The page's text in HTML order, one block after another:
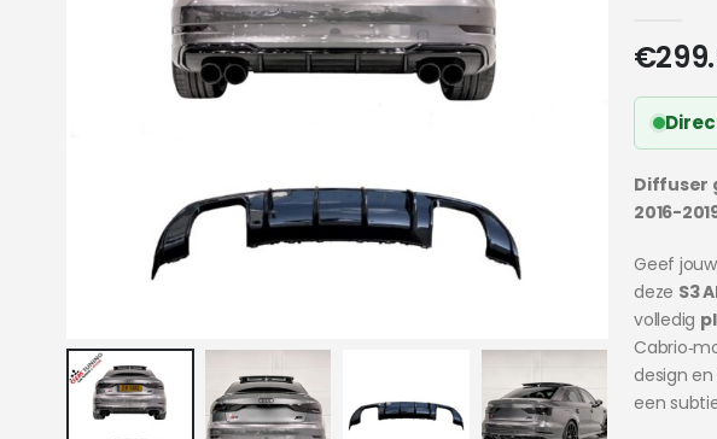
€
Diffuser
2016-
Geef
deze S3
volledig
design
een